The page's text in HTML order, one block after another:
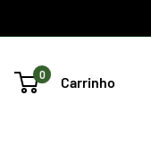
0 Carrinho